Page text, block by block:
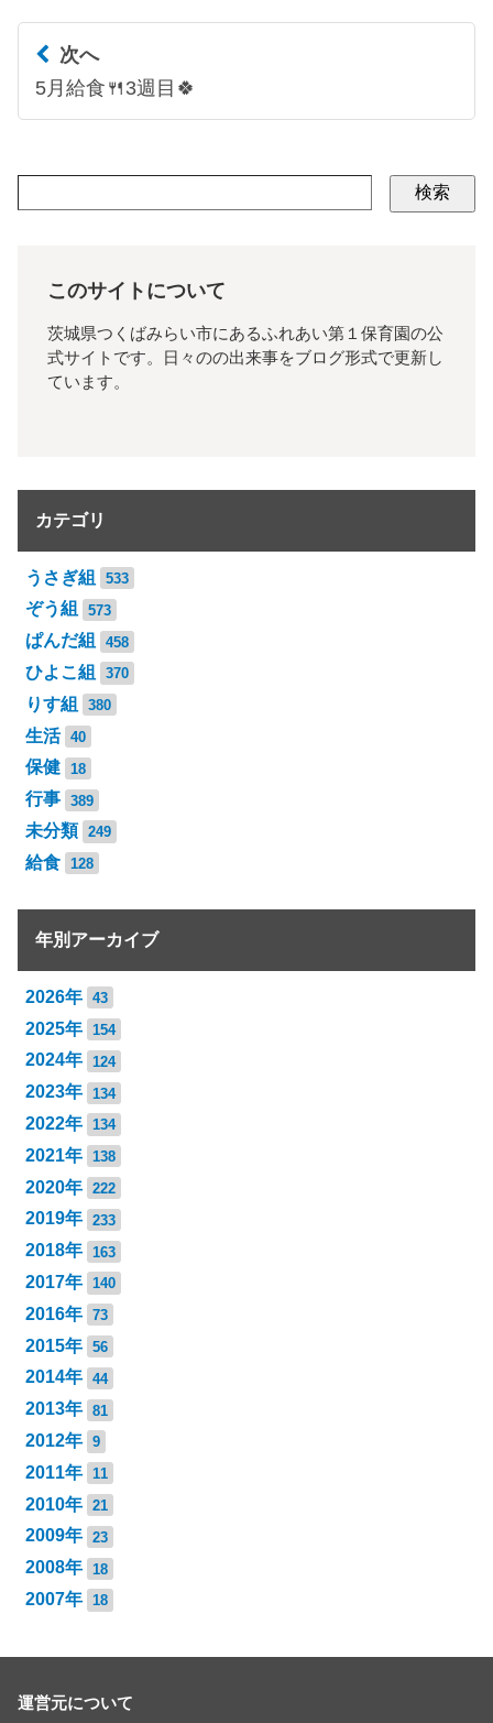
次へ
5月給食🍴3週目🍀
検索
このサイトについて
茨城県つくばみらい市にあるふれあい第１保育園の公
式サイトです。日々のの出来事をブログ形式で更新し
ています。
カテゴリ
うさぎ組 533
ぞう組 573
ぱんだ組 458
ひよこ組 370
りす組 380
生活 40
保健 18
行事 389
未分類 249
給食 128
年別アーカイブ
2026年 43
2025年 154
2024年 124
2023年 134
2022年 134
2021年 138
2020年 222
2019年 233
2018年 163
2017年 140
2016年 73
2015年 56
2014年 44
2013年 81
2012年 9
2011年 11
2010年 21
2009年 23
2008年 18
2007年 18
運営元について